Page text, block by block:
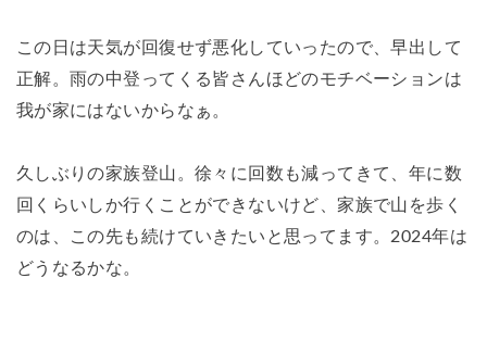
この日は天気が回復せず悪化していったので、早出して
正解。雨の中登ってくる皆さんほどのモチベーションは
我が家にはないからなぁ。
久しぶりの家族登山。徐々に回数も減ってきて、年に数
回くらいしか行くことができないけど、家族で山を歩く
のは、この先も続けていきたいと思ってます。2024年は
どうなるかな。